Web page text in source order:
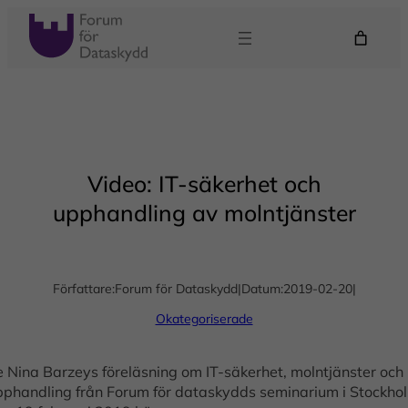
Hoppa
innehåll
Video: IT-säkerhet och
upphandling av molntjänster
Författare:Forum för Dataskydd|Datum:2019-02-20|
Okategoriserade
Nina Barzeys föreläsning om IT-säkerhet, molntjänster och
från Forum för dataskydds seminarium i